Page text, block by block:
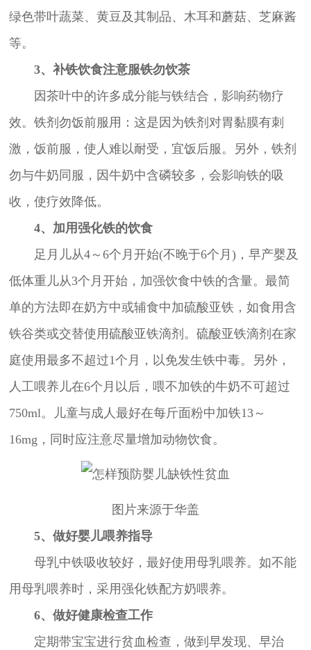
绿色带叶蔬菜、黄豆及其制品、木耳和蘑菇、芝麻酱
等。
3、补铁饮食注意服铁勿饮茶
因茶叶中的许多成分能与铁结合，影响药物疗
效。铁剂勿饭前服用：这是因为铁剂对胃黏膜有刺
激，饭前服，使人难以耐受，宜饭后服。另外，铁剂
勿与牛奶同服，因牛奶中含磷较多，会影响铁的吸
收，使疗效降低。
4、加用强化铁的饮食
足月儿从4～6个月开始(不晚于6个月)，早产婴及
低体重儿从3个月开始，加强饮食中铁的含量。最简
单的方法即在奶方中或辅食中加硫酸亚铁，如食用含
铁谷类或交替使用硫酸亚铁滴剂。硫酸亚铁滴剂在家
庭使用最多不超过1个月，以免发生铁中毒。另外，
人工喂养儿在6个月以后，喂不加铁的牛奶不可超过
750ml。儿童与成人最好在每斤面粉中加铁13～
16mg，同时应注意尽量增加动物饮食。
图片来源于华盖
5、做好婴儿喂养指导
母乳中铁吸收较好，最好使用母乳喂养。如不能
用母乳喂养时，采用强化铁配方奶喂养。
6、做好健康检查工作
定期带宝宝进行贫血检查，做到早发现、早治